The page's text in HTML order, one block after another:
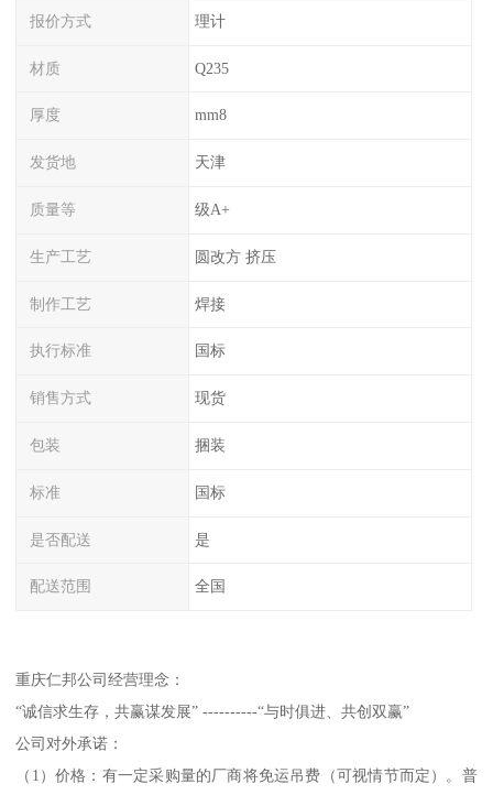
报价方式 理计
材质 Q235
厚度 mm8
发货地 天津
质量等 级A+
生产工艺 圆改方 挤压
制作工艺 焊接
执行标准 国标
销售方式 现货
包装 捆装
标准 国标
是否配送 是
配送范围 全国
重庆仁邦公司经营理念：
“诚信求生存，共赢谋发展” ----------“与时俱进、共创双赢”
公司对外承诺：
（1）价格：有一定采购量的厂商将免运吊费（可视情节而定）。普